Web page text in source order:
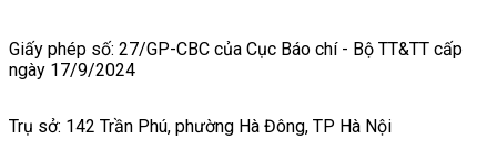
Giấy phép số: 27/GP-CBC của Cục Báo chí - Bộ TT&TT cấp
ngày 17/9/2024
Trụ sở: 142 Trần Phú, phường Hà Đông, TP Hà Nội